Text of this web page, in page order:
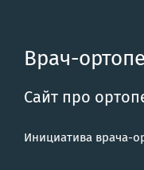
Врач-
Сайт про
Инициатива врача-